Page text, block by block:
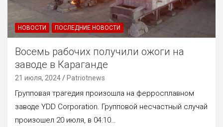
НОВОСТИ ПОСЛЕДНИЕ НОВОСТИ
Восемь рабочих получили ожоги на
заводе в Караганде
21 июля, 2024 Patriotnews
Групповая трагедия произошла на ферросплавном
заводе YDD Corporation. Групповой несчастный случай
произошел 20 июля, в 04:10…